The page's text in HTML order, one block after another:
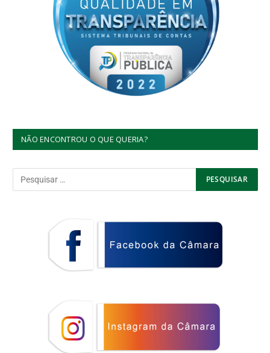
NÃO ENCONTROU O QUE QUERIA?